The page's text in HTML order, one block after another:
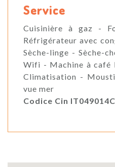
Service
Cuisinière à gaz -
Réfrigérateur avec
Sèche-linge - Sèche-
Wifi - Machine à café
Climatisation -
vue mer
Codice Cin